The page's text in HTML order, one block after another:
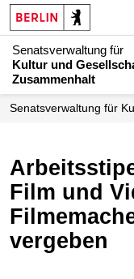
Senatsverwaltung für
Kultur und
Zusammenhalt
Senatsverwaltung für
Arbeitsstipendien im Bereich
Film und
vergeben